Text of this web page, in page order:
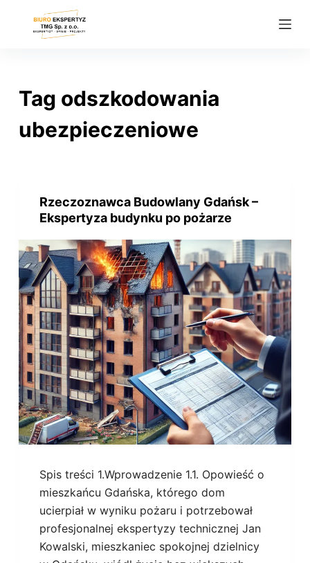
c
Tag odszkodowania
ubezpieczeniowe
Rzeczoznawca Budowlany Gdańsk –
Ekspertyza budynku po pożarze
Spis treści 1.Wprowadzenie 1.1. Opowieść o
mieszkańcu Gdańska, którego dom
ucierpiał w wyniku pożaru i potrzebował
profesjonalnej ekspertyzy technicznej Jan
Kowalski, mieszkaniec spokojnej dzielnicy